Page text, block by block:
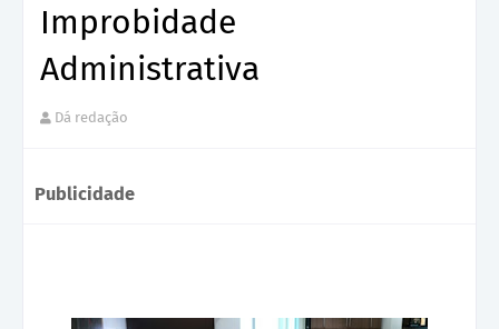
Improbidade
Administrativa
Dá redação
Publicidade